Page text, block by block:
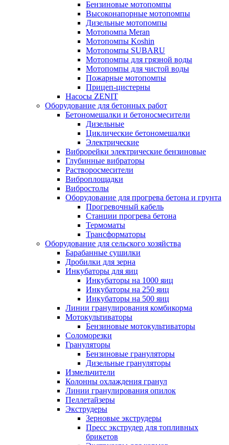
Бензиновые мотопомпы
Высоконапорные мотопомпы
Дизельные мотопомпы
Мотопомпа Meran
Мотопомпы Koshin
Мотопомпы SUBARU
Мотопомпы для грязной воды
Мотопомпы для чистой воды
Пожарные мотопомпы
Прицеп-цистерны
Насосы ZENIT
Оборудование для бетонных работ
Бетономешалки и бетоносмесители
Дизельные
Циклические бетономешалки
Электрические
Виброрейки электрические бензиновые
Глубинные вибраторы
Растворосмесители
Виброплощадки
Вибростолы
Оборудование для прогрева бетона и грунта
Прогревочный кабель
Станции прогрева бетона
Термоматы
Трансформаторы
Оборудование для сельского хозяйства
Барабанные сушилки
Дробилки для зерна
Инкубаторы для яиц
Инкубаторы на 1000 яиц
Инкубаторы на 250 яиц
Инкубаторы на 500 яиц
Линии гранулирования комбикорма
Мотокультиваторы
Бензиновые мотокультиваторы
Соломорезки
Грануляторы
Бензиновые грануляторы
Дизельные грануляторы
Измельчители
Колонны охлаждения гранул
Линии гранулирования опилок
Пеллетайзеры
Экструдеры
Зерновые экструдеры
Пресс экструдер для топливных
брикетов